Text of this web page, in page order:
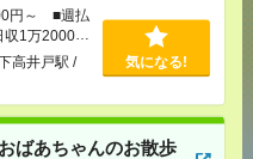
円～ ■週払
1万2000円
高井戸駅 /
気になる!
ばあちゃんのお散歩
ブックマーク